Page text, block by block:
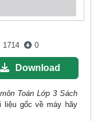
1714 0
Download
Toán Lớp 3 Sách
liệu gốc về máy hãy